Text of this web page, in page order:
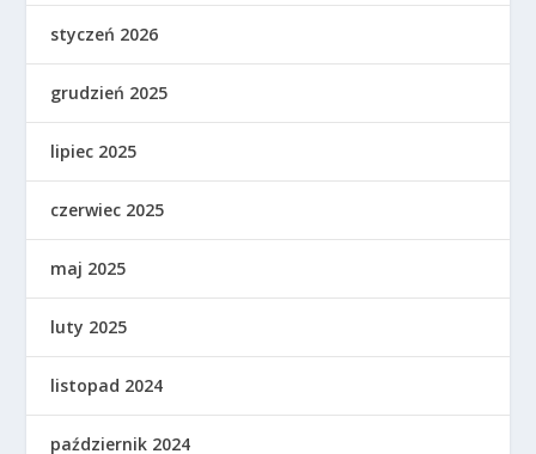
styczeń 2026
grudzień 2025
lipiec 2025
czerwiec 2025
maj 2025
luty 2025
listopad 2024
październik 2024